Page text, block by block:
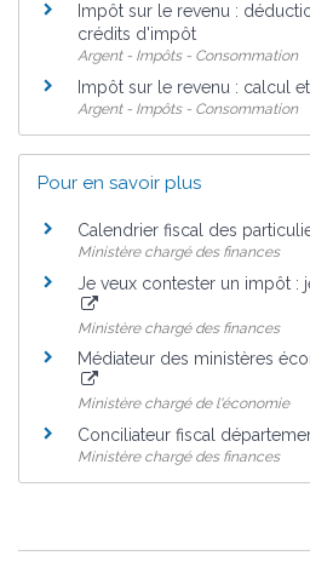
Impôt sur le revenu :
crédits d'impôt
Argent - Impôts - Consommation
Impôt sur le revenu : calcul
Argent - Impôts - Consommation
Pour en savoir plus
Calendrier fiscal des
Ministère chargé des finances
Je veux contester un impôt :
Ministère chargé des finances
Médiateur des ministères
Ministère chargé de l'économie
Conciliateur fiscal
Ministère chargé des finances